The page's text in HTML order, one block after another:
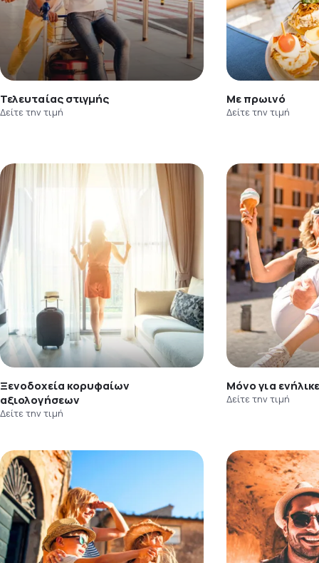
Τελευταίας στιγμής
Δείτε την τιμή
Με πρωινό
Δείτε την τιμή
Ξενοδοχεία κορυφαίων
αξιολογήσεων
Δείτε την τιμή
Μόνο για
Δείτε την τιμή